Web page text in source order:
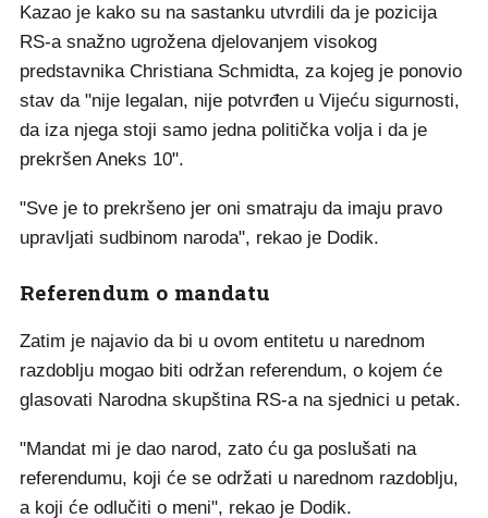
Kazao je kako su na sastanku utvrdili da je pozicija
RS-a snažno ugrožena djelovanjem visokog
predstavnika Christiana Schmidta, za kojeg je ponovio
stav da "nije legalan, nije potvrđen u Vijeću sigurnosti,
da iza njega stoji samo jedna politička volja i da je
prekršen Aneks 10".
"Sve je to prekršeno jer oni smatraju da imaju pravo
upravljati sudbinom naroda", rekao je Dodik.
Referendum o mandatu
Zatim je najavio da bi u ovom entitetu u narednom
razdoblju mogao biti održan referendum, o kojem će
glasovati Narodna skupština RS-a na sjednici u petak.
"Mandat mi je dao narod, zato ću ga poslušati na
referendumu, koji će se održati u narednom razdoblju,
a koji će odlučiti o meni", rekao je Dodik.